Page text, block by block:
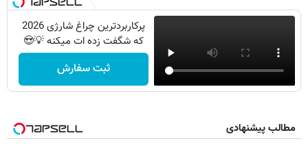
پرکاربردترین چراغ شارژی 2026
که شگفت زده ات میکنه 💡😍
ثبت سفارش
مطالب پیشنهادی